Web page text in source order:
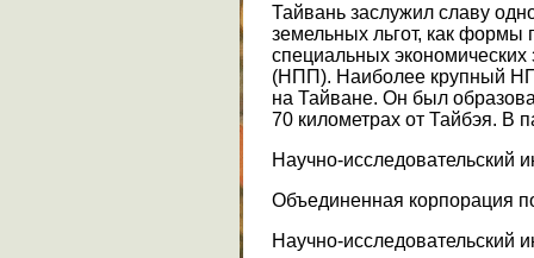
Тайвань заслужил славу
земельных льгот, как формы
специальных
(НПП). Наиболее крупный
на Тайване. Он был
70 километрах от Тайбэя. В
Научно-исследовательский
Объединенная корпорация
Научно-исследовательский